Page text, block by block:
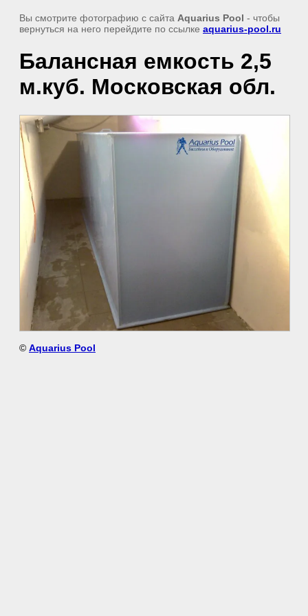
Вы смотрите фотографию с сайта Aquarius Pool - чтобы
вернуться на него перейдите по ссылке aquarius-pool.ru
Балансная емкость 2,5
м.куб. Московская обл.
© Aquarius Pool